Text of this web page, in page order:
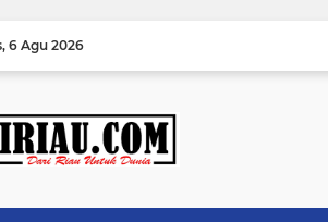
6 Agu 2026